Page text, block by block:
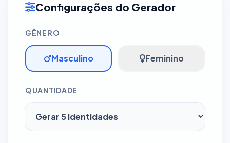
Configurações do Gerador
GÊNERO
Masculino Feminino
QUANTIDADE